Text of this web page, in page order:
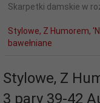
Skarpetki damskie w
Stylowe, Z Humorem,
bawełniane
Stylowe, Z
3 pary 39-42